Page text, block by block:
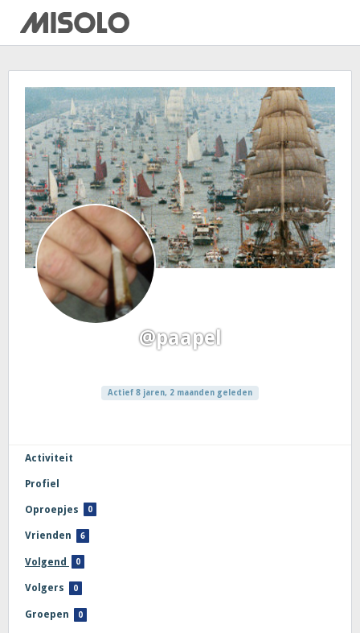
@paapel
Actief 8 jaren, 2 maanden geleden
Activiteit
Profiel
Oproepjes 0
Vrienden 6
Volgend 0
Volgers 0
Groepen 0